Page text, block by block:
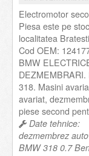
Electromotor
Piesa este pe
localitatea
Cod OEM:
BMW
318. Masini
avariat,
piese second
Date tehnice:
dezmembrez
BMW 318 0.7